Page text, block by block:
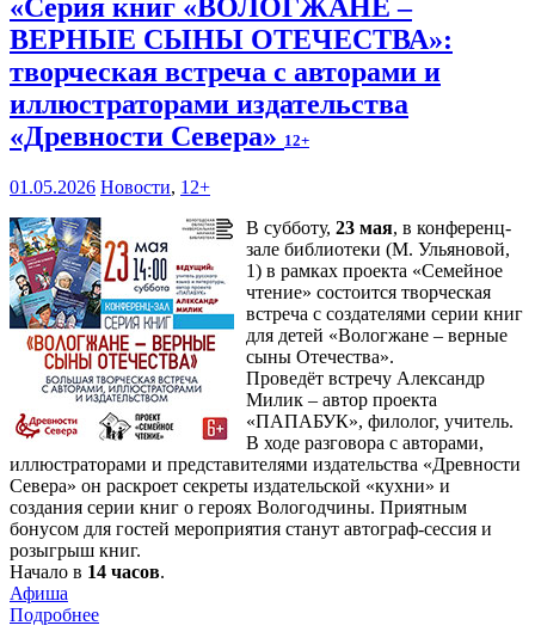
«Серия книг «ВОЛОГЖАНЕ –
ВЕРНЫЕ СЫНЫ ОТЕЧЕСТВА»:
творческая встреча с авторами и
иллюстраторами издательства
«Древности Севера» 12+
01.05.2026 Новости, 12+
В субботу, 23 мая, в конференц-
зале библиотеки (М. Ульяновой,
1) в рамках проекта «Семейное
чтение» состоится творческая
встреча с создателями серии книг
для детей «Вологжане – верные
сыны Отечества».
Проведёт встречу Александр
Милик – автор проекта
«ПАПАБУК», филолог, учитель.
В ходе разговора с авторами,
иллюстраторами и представителями издательства «Древности
Севера» он раскроет секреты издательской «кухни» и
создания серии книг о героях Вологодчины. Приятным
бонусом для гостей мероприятия станут автограф-сессия и
розыгрыш книг.
Начало в 14 часов.
Афиша
Подробнее